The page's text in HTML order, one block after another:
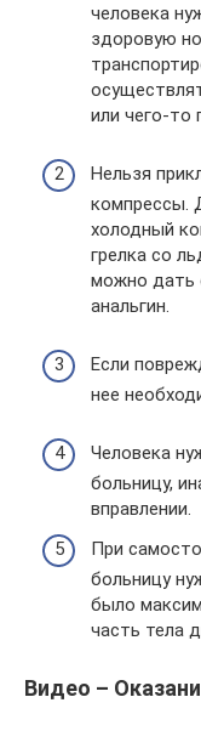
человека
здоровую
или чего-то
Нельзя
компрессы.
холодный
грелка со
можно дать
анальгин.
Если
нее
Человека
больницу,
вправлении.
При
больницу
было
часть тела
Видео –